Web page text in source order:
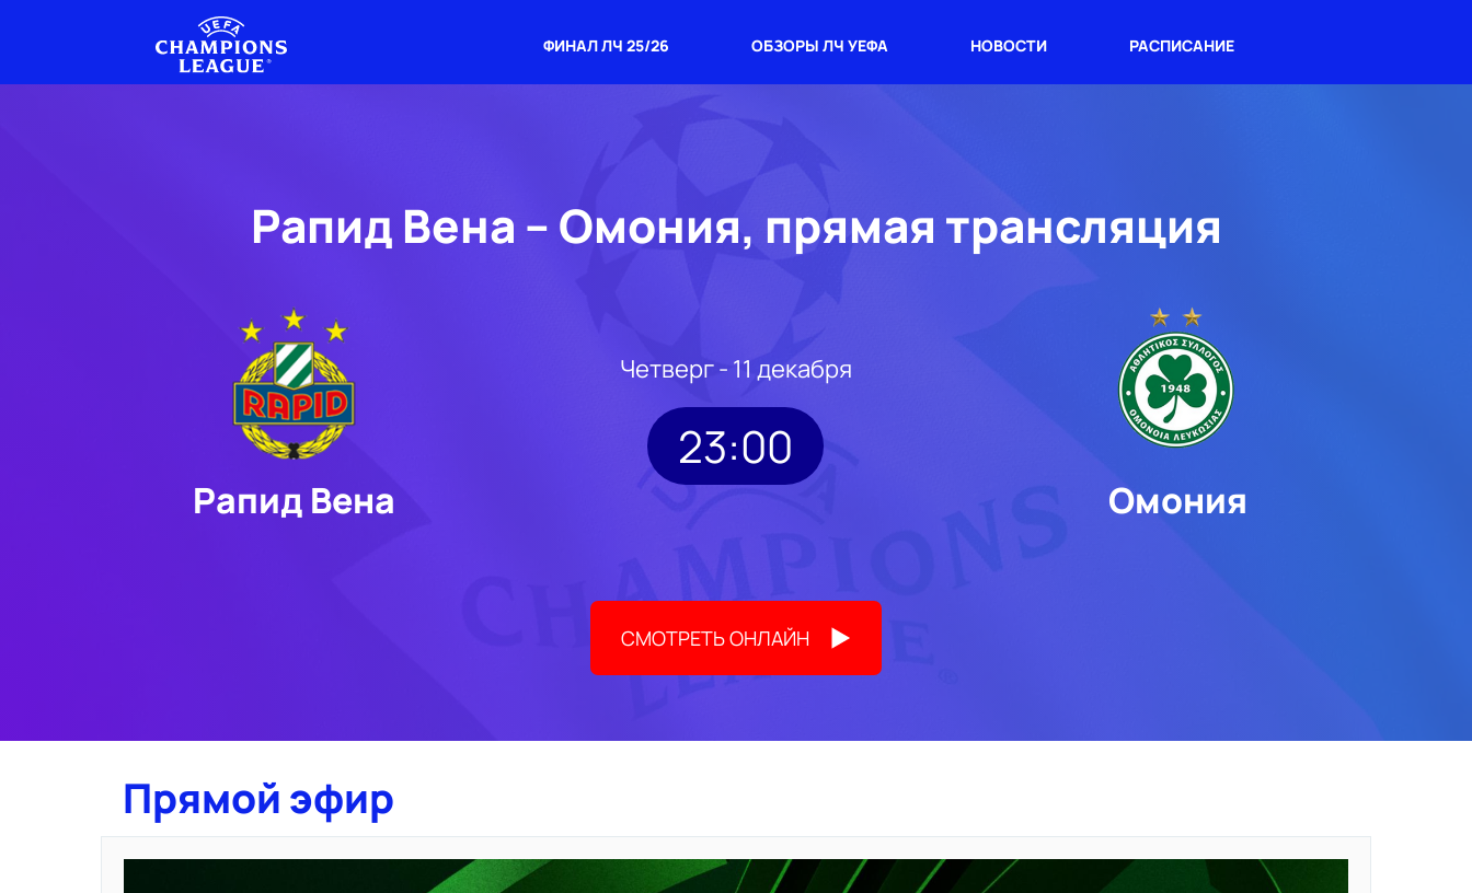
ФИНАЛ ЛЧ 25/26 ОБЗОРЫ ЛЧ УЕФА НОВОСТИ РАСПИСАНИЕ
Рапид Вена – Омония, прямая трансляция
Рапид Вена
Четверг - 11 декабря
23:00
Омония
СМОТРЕТЬ ОНЛАЙН
Прямой эфир